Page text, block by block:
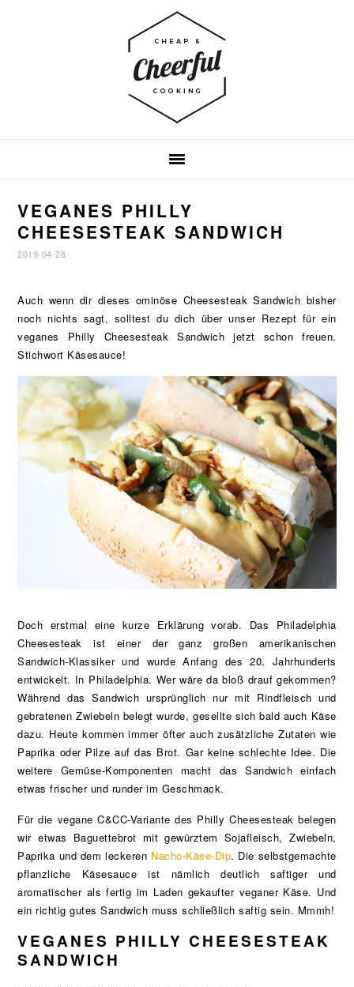
VEGANES PHILLY
CHEESESTEAK SANDWICH
2019-04-28
Auch wenn dir dieses ominöse Cheesesteak Sandwich bisher
noch nichts sagt, solltest du dich über unser Rezept für ein
veganes Philly Cheesesteak Sandwich jetzt schon freuen.
Stichwort Käsesauce!
Doch erstmal eine kurze Erklärung vorab. Das Philadelphia
Cheesesteak ist einer der ganz großen amerikanischen
Sandwich-Klassiker und wurde Anfang des 20. Jahrhunderts
entwickelt. In Philadelphia. Wer wäre da bloß drauf gekommen?
Während das Sandwich ursprünglich nur mit Rindfleisch und
gebratenen Zwiebeln belegt wurde, gesellte sich bald auch Käse
dazu. Heute kommen immer öfter auch zusätzliche Zutaten wie
Paprika oder Pilze auf das Brot. Gar keine schlechte Idee. Die
weitere Gemüse-Komponenten macht das Sandwich einfach
etwas frischer und runder im Geschmack.
Für die vegane C&CC-Variante des Philly Cheesesteak belegen
wir etwas Baguettebrot mit gewürztem Sojafleisch, Zwiebeln,
Paprika und dem leckeren Nacho-Käse-Dip. Die selbstgemachte
pflanzliche Käsesauce ist nämlich deutlich saftiger und
aromatischer als fertig im Laden gekaufter veganer Käse. Und
ein richtig gutes Sandwich muss schließlich saftig sein. Mmmh!
VEGANES PHILLY CHEESESTEAK
SANDWICH